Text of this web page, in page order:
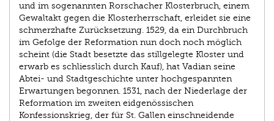
und im sogenannten Rorschacher Klosterbruch, einem
Gewaltakt gegen die Klosterherrschaft, erleidet sie eine
schmerzhafte Zurücksetzung. 1529, da ein Durchbruch
im Gefolge der Reformation nun doch noch möglich
scheint (die Stadt besetzte das stillgelegte Kloster und
erwarb es schliesslich durch Kauf), hat Vadian seine
Abtei- und Stadtgeschichte unter hochgespannten
Erwartungen begonnen. 1531, nach der Niederlage der
Reformation im zweiten eidgenössischen
Konfessionskrieg, der für St. Gallen einschneidende